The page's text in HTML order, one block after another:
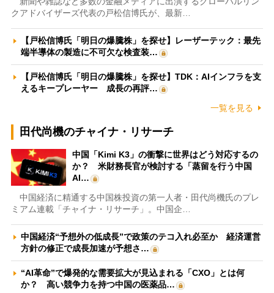
クアドバイザーズ代表の戸松信博氏が、最新…
【戸松信博氏「明日の爆騰株」を探せ】レーザーテック：最先
端半導体の製造に不可欠な検査装…
【戸松信博氏「明日の爆騰株」を探せ】TDK：AIインフラを支
えるキープレーヤー 成長の再評…
一覧を見る
田代尚機のチャイナ・リサーチ
中国「Kimi K3」の衝撃に世界はどう対応するの
か？ 米財務長官が検討する「蒸留を行う中国
AI…
中国経済に精通する中国株投資の第一人者・田代尚機氏のプレ
ミアム連載「チャイナ・リサーチ」。中国企…
中国経済“予想外の低成長”で政策のテコ入れ必至か 経済運営
方針の修正で成長加速が予想さ…
“AI革命”で爆発的な需要拡大が見込まれる「CXO」とは何
か？ 高い競争力を持つ中国の医薬品…